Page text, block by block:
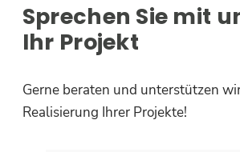
Sprechen Sie mit
Ihr Projekt
Gerne beraten und unterstützen
Realisierung Ihrer Projekte!